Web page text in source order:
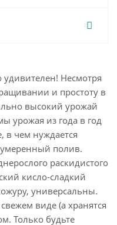
Несмотря
и простоту в
высокий урожай
урожая из года в год
в чем нуждается
полив.
раскидистого
кисло-сладкий
универсальны.
виде (а хранятся
Только будьте